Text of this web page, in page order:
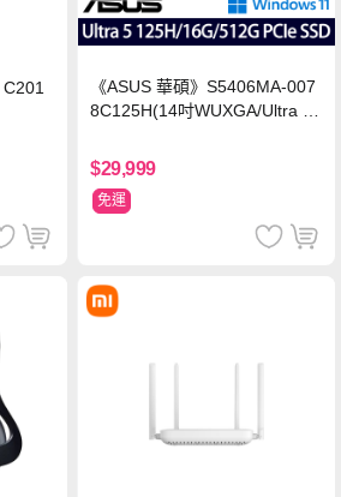
C201
《ASUS 華碩》S5406MA-007
8C125H(14吋WUXGA/Ultra 5
n11/二年保)
$29,999
免運